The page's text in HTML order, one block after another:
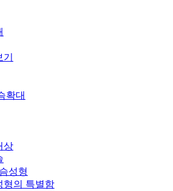
확대
상
성형
형의 특별함